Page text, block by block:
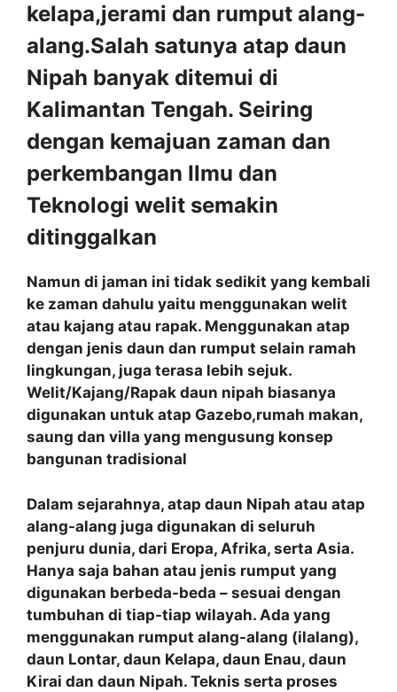
kelapa,jerami dan rumput alang-
alang.Salah satunya atap daun
Nipah banyak ditemui di
Kalimantan Tengah. Seiring
dengan kemajuan zaman dan
perkembangan Ilmu dan
Teknologi welit semakin
ditinggalkan
Namun di jaman ini tidak sedikit yang kembali
ke zaman dahulu yaitu menggunakan welit
atau kajang atau rapak. Menggunakan atap
dengan jenis daun dan rumput selain ramah
lingkungan, juga terasa lebih sejuk.
Welit/Kajang/Rapak daun nipah biasanya
digunakan untuk atap Gazebo,rumah makan,
saung dan villa yang mengusung konsep
bangunan tradisional
Dalam sejarahnya, atap daun Nipah atau atap
alang-alang juga digunakan di seluruh
penjuru dunia, dari Eropa, Afrika, serta Asia.
Hanya saja bahan atau jenis rumput yang
digunakan berbeda-beda – sesuai dengan
tumbuhan di tiap-tiap wilayah. Ada yang
menggunakan rumput alang-alang (ilalang),
daun Lontar, daun Kelapa, daun Enau, daun
Kirai dan daun Nipah. Teknis serta proses